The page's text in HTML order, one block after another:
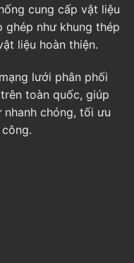
cung cấp vật liệu
ghép như khung thép
liệu hoàn thiện.
lưới phân phối
toàn quốc, giúp
chóng, tối ưu